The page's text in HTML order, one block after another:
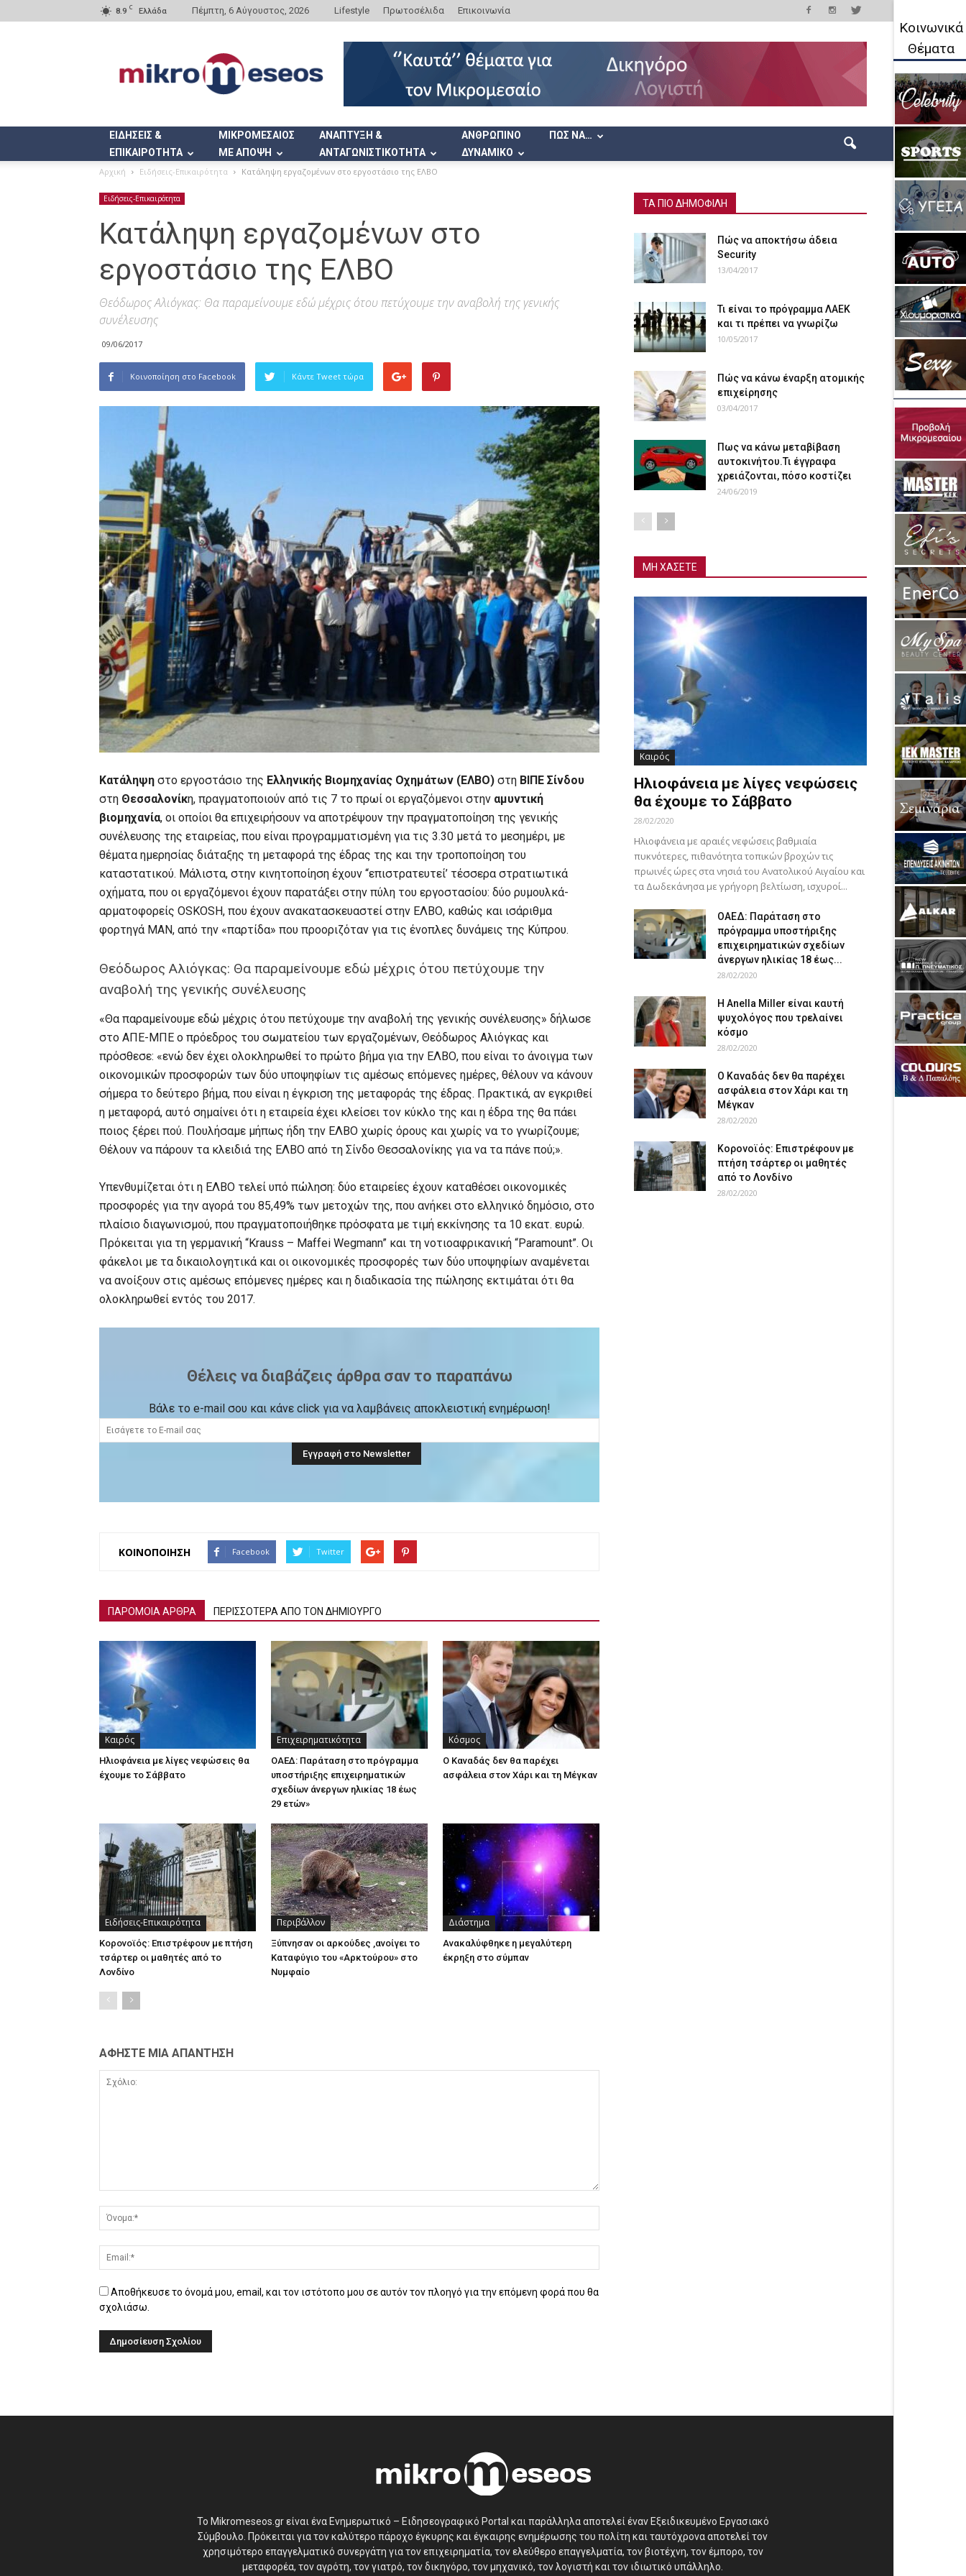
8.9 C Ελλάδα Πέμπτη, 6 Αύγουστος, 2026 Lifestyle Πρωτοσέλιδα Επικοινωνία
ΕΙΔΗΣΕΙΣ &
ΕΠΙΚΑΙΡΟΤΗΤΑ
ΜΙΚΡΟΜΕΣΑΙΟΣ
ΜΕ ΑΠΟΨΗ
ΑΝΑΠΤΥΞΗ &
ΑΝΤΑΓΩΝΙΣΤΙΚΟΤΗΤΑ
ΑΝΘΡΩΠΙΝΟ
ΔΥΝΑΜΙΚΟ
ΠΩΣ ΝΑ…
Αρχική Ειδήσεις-Επικαιρότητα Κατάληψη εργαζομένων στο εργοστάσιο της ΕΛΒΟ
Ειδήσεις-Επικαιρότητα
Κατάληψη εργαζομένων στο
εργοστάσιο της ΕΛΒΟ
Θεόδωρος Αλιόγκας: Θα παραμείνουμε εδώ μέχρις ότου πετύχουμε την αναβολή της γενικής
συνέλευσης
09/06/2017
Κοινοποίηση στο Facebook Κάντε Tweet τώρα
Κατάληψη στο εργοστάσιο της Ελληνικής Βιομηχανίας Οχημάτων (ΕΛΒΟ) στη ΒΙΠΕ Σίνδου
στη Θεσσαλονίκη, πραγματοποιούν από τις 7 το πρωί οι εργαζόμενοι στην αμυντική
βιομηχανία, οι οποίοι θα επιχειρήσουν να αποτρέψουν την πραγματοποίηση της γενικής
συνέλευσης της εταιρείας, που είναι προγραμματισμένη για τις 3.30 μετά το μεσημέρι, με
θέματα ημερησίας διάταξης τη μεταφορά της έδρας της και την τροποποίηση του
καταστατικού. Μάλιστα, στην κινητοποίηση έχουν “επιστρατευτεί’ τέσσερα στρατιωτικά
οχήματα, που οι εργαζόμενοι έχουν παρατάξει στην πύλη του εργοστασίου: δύο ρυμουλκά-
αρματοφορείς ΟSKOSH, που έχουν ανακατασκευαστεί στην ΕΛΒΟ, καθώς και ισάριθμα
φορτηγά MAN, από την «παρτίδα» που προοριζόταν για τις ένοπλες δυνάμεις της Κύπρου.
Θεόδωρος Αλιόγκας: Θα παραμείνουμε εδώ μέχρις ότου πετύχουμε την
αναβολή της γενικής συνέλευσης
«Θα παραμείνουμε εδώ μέχρις ότου πετύχουμε την αναβολή της γενικής συνέλευσης» δήλωσε
στο ΑΠΕ-ΜΠΕ ο πρόεδρος του σωματείου των εργαζομένων, Θεόδωρος Αλιόγκας και
πρόσθεσε: «ενώ δεν έχει ολοκληρωθεί το πρώτο βήμα για την ΕΛΒΟ, που είναι το άνοιγμα των
οικονομικών προσφορών των δύο υποψηφίων τις αμέσως επόμενες ημέρες, θέλουν να κάνουν
σήμερα το δεύτερο βήμα, που είναι η έγκριση της μεταφοράς της έδρας. Πρακτικά, αν εγκριθεί
η μεταφορά, αυτό σημαίνει ότι η εταιρεία έχει κλείσει τον κύκλο της και η έδρα της θα πάει
ποιος ξέρει πού. Πουλήσαμε μήπως ήδη την ΕΛΒΟ χωρίς όρους και χωρίς να το γνωρίζουμε;
Θέλουν να πάρουν τα κλειδιά της ΕΛΒΟ από τη Σίνδο Θεσσαλονίκης για να τα πάνε πού;».
Υπενθυμίζεται ότι η ΕΛΒΟ τελεί υπό πώληση: δύο εταιρείες έχουν καταθέσει οικονομικές
προσφορές για την αγορά του 85,49% των μετοχών της, που ανήκει στο ελληνικό δημόσιο, στο
πλαίσιο διαγωνισμού, που πραγματοποιήθηκε πρόσφατα με τιμή εκκίνησης τα 10 εκατ. ευρώ.
Πρόκειται για τη γερμανική “Krauss – Maffei Wegmann” και τη νοτιοαφρικανική “Paramount”. Οι
φάκελοι με τα δικαιολογητικά και οι οικονομικές προσφορές των δύο υποψηφίων αναμένεται
να ανοίξουν στις αμέσως επόμενες ημέρες και η διαδικασία της πώλησης εκτιμάται ότι θα
ολοκληρωθεί εντός του 2017.
Θέλεις να διαβάζεις άρθρα σαν το παραπάνω
Βάλε το e-mail σου και κάνε click για να λαμβάνεις αποκλειστική ενημέρωση!
ΚΟΙΝΟΠΟΙΗΣΗ Facebook Twitter
ΠΑΡΟΜΟΙΑ ΑΡΘΡΑ ΠΕΡΙΣΣΟΤΕΡΑ ΑΠΟ ΤΟΝ ΔΗΜΙΟΥΡΓΟ
Καιρός
Ηλιοφάνεια με λίγες νεφώσεις θα
έχουμε το Σάββατο
Επιχειρηματικότητα
ΟΑΕΔ: Παράταση στο πρόγραμμα
υποστήριξης επιχειρηματικών
σχεδίων άνεργων ηλικίας 18 έως
29 ετών»
Κόσμος
Ο Καναδάς δεν θα παρέχει
ασφάλεια στον Χάρι και τη Μέγκαν
Ειδήσεις-Επικαιρότητα
Κορονοϊός: Επιστρέφουν με πτήση
τσάρτερ οι μαθητές από το
Λονδίνο
Περιβάλλον
Ξύπνησαν οι αρκούδες ,ανοίγει το
Καταφύγιο του «Αρκτούρου» στο
Νυμφαίο
Διάστημα
Ανακαλύφθηκε η μεγαλύτερη
έκρηξη στο σύμπαν
ΑΦΗΣΤΕ ΜΙΑ ΑΠΑΝΤΗΣΗ
Αποθήκευσε το όνομά μου, email, και τον ιστότοπο μου σε αυτόν τον πλοηγό για την επόμενη φορά που θα
σχολιάσω.
ΤΑ ΠΙΟ ΔΗΜΟΦΙΛΗ
Πώς να αποκτήσω άδεια
Security
13/04/2017
Τι είναι το πρόγραμμα ΛΑΕΚ
και τι πρέπει να γνωρίζω
10/05/2017
Πώς να κάνω έναρξη ατομικής
επιχείρησης
03/04/2017
Πως να κάνω μεταβίβαση
αυτοκινήτου.Τι έγγραφα
χρειάζονται, πόσο κοστίζει
24/06/2019
ΜΗ ΧΑΣΕΤΕ
Καιρός
Ηλιοφάνεια με λίγες νεφώσεις
θα έχουμε το Σάββατο
28/02/2020
Ηλιοφάνεια με αραιές νεφώσεις βαθμιαία
πυκνότερες, πιθανότητα τοπικών βροχών τις
πρωινές ώρες στα νησιά του Ανατολικού Αιγαίου και
τα Δωδεκάνησα με γρήγορη βελτίωση, ισχυροί...
ΟΑΕΔ: Παράταση στο
πρόγραμμα υποστήριξης
επιχειρηματικών σχεδίων
άνεργων ηλικίας 18 έως...
28/02/2020
Η Anella Miller είναι καυτή
ψυχολόγος που τρελαίνει
κόσμο
28/02/2020
Ο Καναδάς δεν θα παρέχει
ασφάλεια στον Χάρι και τη
Μέγκαν
28/02/2020
Κορονοϊός: Επιστρέφουν με
πτήση τσάρτερ οι μαθητές
από το Λονδίνο
28/02/2020
Το Mikromeseos.gr είναι ένα Ενημερωτικό – Ειδησεογραφικό Portal και παράλληλα αποτελεί έναν Εξειδικευμένο Εργασιακό
Σύμβουλο. Πρόκειται για τον καλύτερο πάροχο έγκυρης και έγκαιρης ενημέρωσης του πολίτη και ταυτόχρονα αποτελεί τον
χρησιμότερο επαγγελματικό συνεργάτη για τον επιχειρηματία, τον ελεύθερο επαγγελματία, τον βιοτέχνη, τον έμπορο, τον
μεταφορέα, τον αγρότη, τον γιατρό, τον δικηγόρο, τον μηχανικό, τον λογιστή και τον ιδιωτικό υπάλληλο.
Κοινωνικά
Θέματα